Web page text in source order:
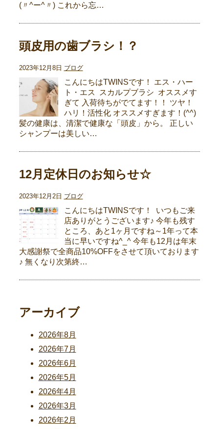
(〃^ー^〃) これから忘…
頭皮用の歯ブラシ！？
2023年12月8日 ブログ
こんにちはTWINSです！ エス・ハー
ト・エス スカルプブラシ オススメす
ぎて 入荷待ちがでてます！！ ツヤ！
ハリ！活性化 オススメすぎます！(^^)
髪の健康は、清潔で健康な「頭皮」から。 正しい
シャンプーは美しい…
12月定休日のお知らせ☆
2023年12月2日 ブログ
こんにちはTWINSです！ いつもご来
店ありがとうございます♪ 今年も残す
ところ、あと1ヶ月ですね～1年って本
当に早いですね^_^ 今年も12月は年末
大感謝祭で全商品10%OFFをさせて頂いております
♪ 無くなり次第終…
アーカイブ
2026年8月
2026年7月
2026年6月
2026年5月
2026年4月
2026年3月
2026年2月